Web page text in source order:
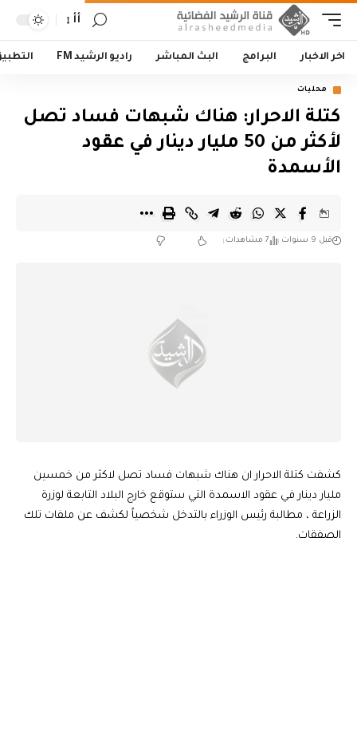
أأ
اخر الاخبار البرامج البث المباشر راديو الرشيد FM
محليات
كتلة الاحرار: هناك شبهات فساد تصل
لأكثر من 50 مليار دينار في عقود
الأسمدة
قبل 9 سنوات 7 مشاهدات
كشفت كتلة الاحرار ان هناك شبهات فساد تصل لاكثر من خمسين
مليار دينار في عقود الاسمدة التي ستوقع خارج البلاد التابعة لوزرة
الزراعة ، مطالبة رئيس الوزراء بالتدخل شخصياً لكشف عن ملفات تلك
الصفقات.